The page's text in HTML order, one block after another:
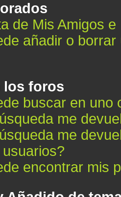
de Mis Amigos
añadir o
los foros
buscar en uno
me
me
encontrar mis